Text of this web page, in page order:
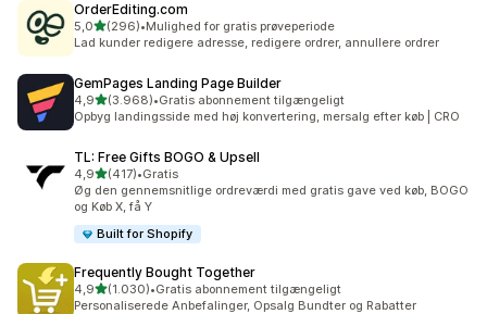
OrderEditing.com
5,0ud af 5 stjerner
(296)
296 anmeldelser i alt
•Mulighed for gratis prøveperiode
Lad kunder redigere adresse, redigere ordrer, annullere ordrer
GemPages Landing Page Builder
4,9ud af 5 stjerner
(3.968)
3968 anmeldelser i alt
•Gratis abonnement tilgængeligt
Opbyg landingsside med høj konvertering, mersalg efter køb | CRO
TL: Free Gifts BOGO & Upsell
4,9ud af 5 stjerner
(417)
417 anmeldelser i alt
•Gratis
Øg den gennemsnitlige ordreværdi med gratis gave ved køb, BOGO
og Køb X, få Y
Built for Shopify
Frequently Bought Together
4,9ud af 5 stjerner
(1.030)
1030 anmeldelser i alt
•Gratis abonnement tilgængeligt
Personaliserede Anbefalinger, Opsalg Bundter og Rabatter